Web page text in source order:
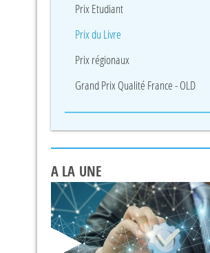
Prix Etudiant
Prix du Livre
Prix régionaux
Grand Prix Qualité France - OLD
A LA UNE